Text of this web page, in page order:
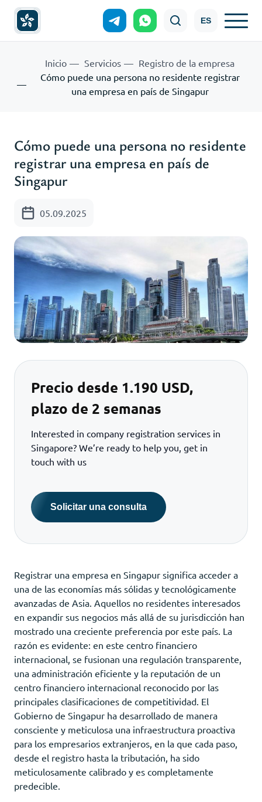
ES
Inicio Servicios
Registro de la empresa
Cómo puede una persona no residente registrar
una empresa en país de Singapur
Cómo puede una persona no residente
registrar una empresa en país de
Singapur
05.09.2025
Precio desde 1.190 USD,
plazo de 2 semanas
Interested in company registration services in
Singapore? We’re ready to help you, get in
touch with us
Solicitar una consulta
Registrar una empresa en Singapur significa acceder a
una de las economías más sólidas y tecnológicamente
avanzadas de Asia. Aquellos no residentes interesados
en expandir sus negocios más allá de su jurisdicción han
mostrado una creciente preferencia por este país. La
razón es evidente: en este centro financiero
internacional, se fusionan una regulación transparente,
una administración eficiente y la reputación de un
centro financiero internacional reconocido por las
principales clasificaciones de competitividad. El
Gobierno de Singapur ha desarrollado de manera
consciente y meticulosa una infraestructura proactiva
para los empresarios extranjeros, en la que cada paso,
desde el registro hasta la tributación, ha sido
meticulosamente calibrado y es completamente
predecible.